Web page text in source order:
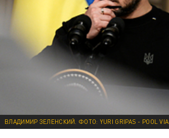
ВЛАДИМИР ЗЕЛЕНСКИЙ. ФОТО: YURI GRIPAS - POOL VIA